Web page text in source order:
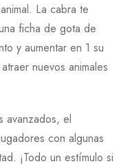
La cabra te
ficha de gota de
y aumentar en 1 su
nuevos animales
avanzados, el
con algunas
¡Todo un estímulo si